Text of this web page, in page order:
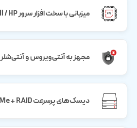
میزبانی با سخت افزار سرور Dell / HP
مجهز به آنتی‌ویروس و آنتی‌شلر
دیسک‌های پرسرعت NVMe + RAID